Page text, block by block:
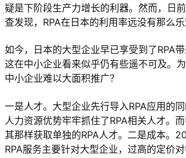
疑是下阶段生产力增长的利器。然而，日
查发现，RPA在日本的利用率远没有那么乐
如今，日本的大型企业早已享受到了RPA
这在中小企业看来似乎仍有些遥不可及。
中小企业难以大面积推广？
一是人才。大型企业先行导入RPA应用的
人力资源优势牢牢抓住了RPA相关人才。
其那样获取单独的RPA人才。二是成本。
RPA服务主要针对大型企业，过高的定价